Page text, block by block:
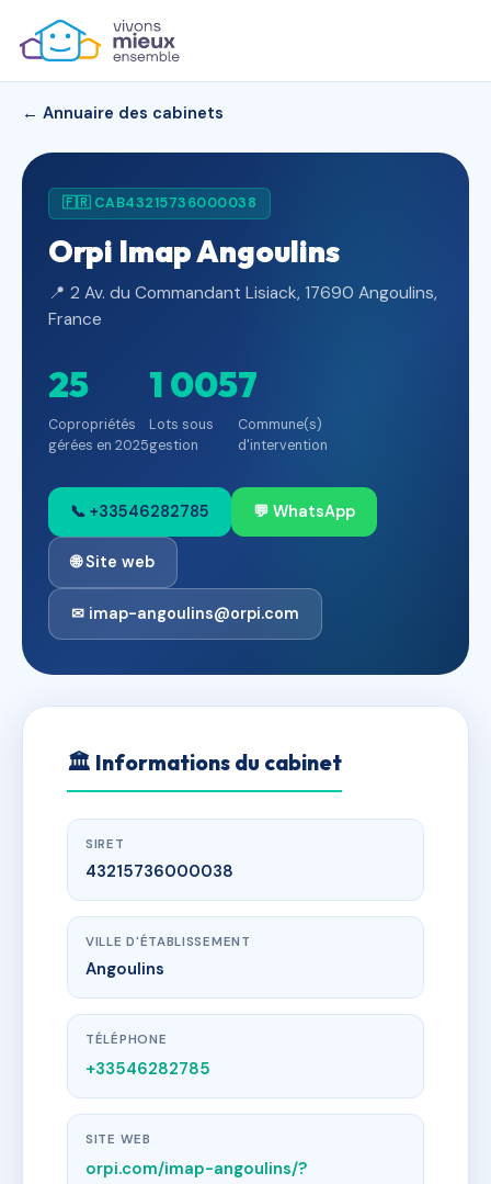
← Annuaire des cabinets
🇫🇷 CAB43215736000038
Orpi Imap Angoulins
📍 2 Av. du Commandant Lisiack, 17690 Angoulins,
France
25
Copropriétés
gérées en 2025
1 005
Lots sous
gestion
7
Commune(s)
d'intervention
📞 +33546282785 💬 WhatsApp
🌐 Site web
✉ imap-angoulins@orpi.com
🏛 Informations du cabinet
SIRET
43215736000038
VILLE D'ÉTABLISSEMENT
Angoulins
TÉLÉPHONE
+33546282785
SITE WEB
orpi.com/imap-angoulins/?